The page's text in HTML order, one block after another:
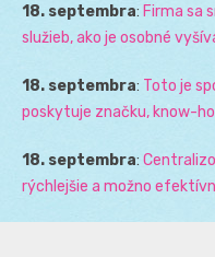
18. septembra: Firma sa
služieb, ako je osobné
18. septembra: Toto je
poskytuje značku, know-
18. septembra:
rýchlejšie a možno